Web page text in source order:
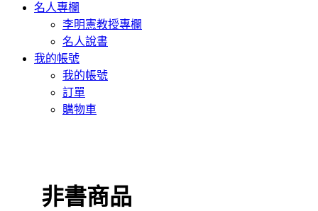
名人專欄
李明憲教授專欄
名人說書
我的帳號
我的帳號
訂單
購物車
非書商品